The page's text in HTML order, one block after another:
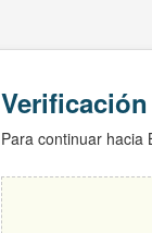
Para continuar hacia